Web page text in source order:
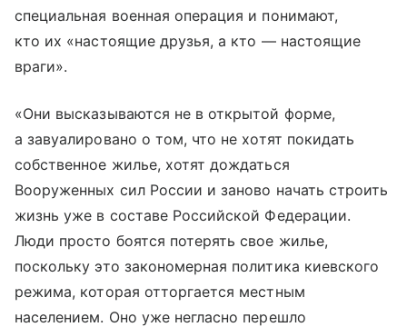
специальная военная операция и понимают,
кто их «настоящие друзья, а кто — настоящие
враги».
«Они высказываются не в открытой форме,
а завуалировано о том, что не хотят покидать
собственное жилье, хотят дождаться
Вооруженных сил России и заново начать строить
жизнь уже в составе Российской Федерации.
Люди просто боятся потерять свое жилье,
поскольку это закономерная политика киевского
режима, которая отторгается местным
населением. Оно уже негласно перешло